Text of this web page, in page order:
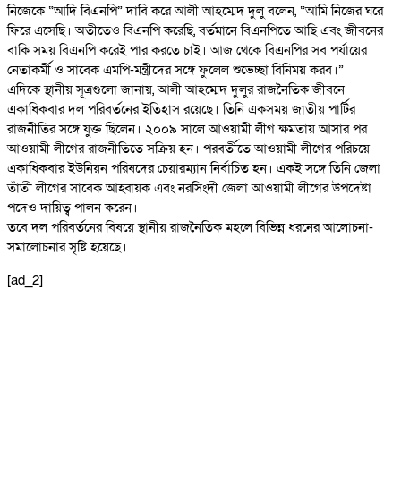
নিজেকে “আদি বিএনপি” দাবি করে আলী আহম্মেদ দুলু বলেন, “আমি নিজের ঘরে
ফিরে এসেছি। অতীতেও বিএনপি করেছি, বর্তমানে বিএনপিতে আছি এবং জীবনের
বাকি সময় বিএনপি করেই পার করতে চাই। আজ থেকে বিএনপির সব পর্যায়ের
নেতাকর্মী ও সাবেক এমপি-মন্ত্রীদের সঙ্গে ফুলেল শুভেচ্ছা বিনিময় করব।”
এদিকে স্থানীয় সূত্রগুলো জানায়, আলী আহম্মেদ দুলুর রাজনৈতিক জীবনে
একাধিকবার দল পরিবর্তনের ইতিহাস রয়েছে। তিনি একসময় জাতীয় পার্টির
রাজনীতির সঙ্গে যুক্ত ছিলেন। ২০০৯ সালে আওয়ামী লীগ ক্ষমতায় আসার পর
আওয়ামী লীগের রাজনীতিতে সক্রিয় হন। পরবর্তীতে আওয়ামী লীগের পরিচয়ে
একাধিকবার ইউনিয়ন পরিষদের চেয়ারম্যান নির্বাচিত হন। একই সঙ্গে তিনি জেলা
তাঁতী লীগের সাবেক আহ্বায়ক এবং নরসিংদী জেলা আওয়ামী লীগের উপদেষ্টা
পদেও দায়িত্ব পালন করেন।
তবে দল পরিবর্তনের বিষয়ে স্থানীয় রাজনৈতিক মহলে বিভিন্ন ধরনের আলোচনা-
সমালোচনার সৃষ্টি হয়েছে।
[ad_2]